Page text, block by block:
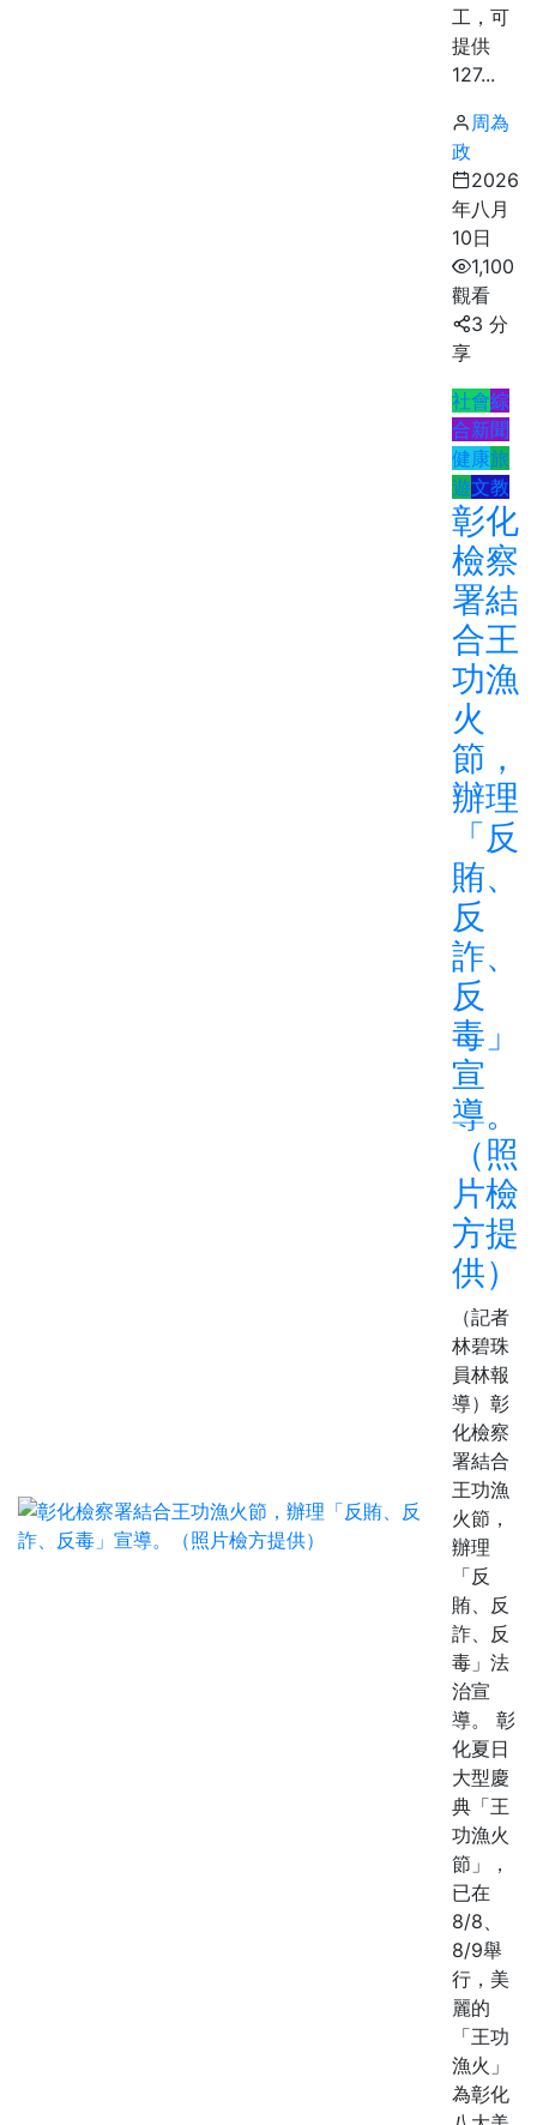
工，可
提供
127...
周為
政
2026
年八月
10日
1,100
觀看
3 分
享
社會綜
合新聞
健康旅
遊文教
彰化
檢察
署結
合王
功漁
火
節，
辦理
「反
賄、
反
詐、
反
毒」
宣
導。
（照
片檢
方提
供）
（記者
林碧珠
員林報
導）彰
化檢察
署結合
王功漁
火節，
辦理
「反
賄、反
詐、反
毒」法
治宣
導。 彰
化夏日
大型慶
典「王
功漁火
節」，
已在
8/8、
8/9舉
行，美
麗的
「王功
漁火」
為彰化